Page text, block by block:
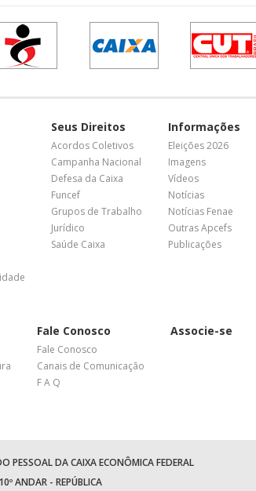
Seus Direitos
Acordos Coletivos
Campanha Nacional
Defesa da Caixa
Funcef
Grupos de Trabalho
Jurídico
Saúde Caixa
Informações
Eleições 2026
Imagens
Vídeos
Notícias
Notícias Fenae
Outras Apcefs
Publicações
Fale Conosco
Fale Conosco
Canais de Comunicação
F A Q
Associe-se
PESSOAL DA CAIXA ECONÔMICA FEDERAL
ANDAR - REPÚBLICA